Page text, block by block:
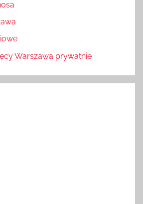
Warszawa prywatnie